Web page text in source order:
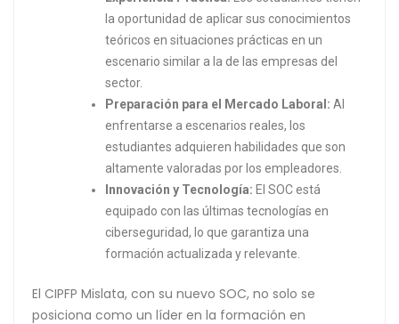
la oportunidad de aplicar sus conocimientos
teóricos en situaciones prácticas en un
escenario similar a la de las empresas del
sector.
Preparación para el Mercado Laboral: Al
enfrentarse a escenarios reales, los
estudiantes adquieren habilidades que son
altamente valoradas por los empleadores.
Innovación y Tecnología: El SOC está
equipado con las últimas tecnologías en
ciberseguridad, lo que garantiza una
formación actualizada y relevante.
El CIPFP Mislata, con su nuevo SOC, no solo se
posiciona como un líder en la formación en